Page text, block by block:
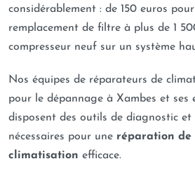
considérablement : de 150 euros
remplacement de filtre à plus de 1
compresseur neuf sur un système
Nos équipes de réparateurs de
pour le dépannage à Xambes et ses
disposent des outils de diagnostic et
nécessaires pour une réparation de
climatisation efficace.